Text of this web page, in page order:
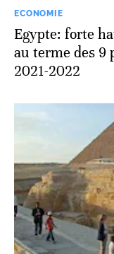
ECONOMIE
Egypte: forte
au terme des 9
2021-2022